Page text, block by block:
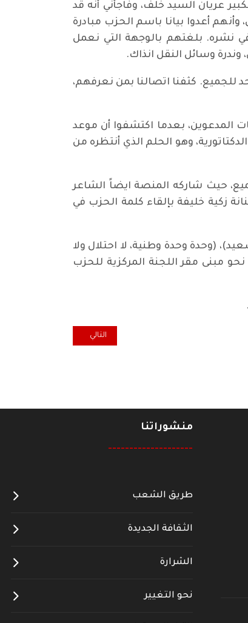
عريان السيد خلف، وفاجأني أنه قد
أعدوا بيانا باسم الحزب مبادرة
نشره. بلغتهم بالوجهة التي نعمل
وسائل النقل انذاك.
كثفنا اتصالنا بمن نعرفهم،
والشيوعيات المدعوين، بعدما اكتشفوا أن موعد
وهو الحلم الذي أنتظره من
حيث شاركه المنصة ايضاً الشاعر
زكية خليفة بإلقاء كلمة الحزب في
(وحدة وحدة وطنية، لا احتلال ولا
مبنى مقر اللجنة المركزية للحزب
المقال التالي: اكول...
التالي
منشوراتنا
--------------------
طريق الشعب
الثقافة الجديدة
الشرارة
نحو التغيير